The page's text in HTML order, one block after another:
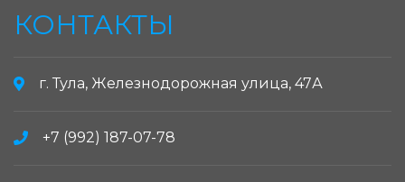
КОНТАКТЫ
г. Тула, Железнодорожная улица, 47А
+7 (992) 187-07-78